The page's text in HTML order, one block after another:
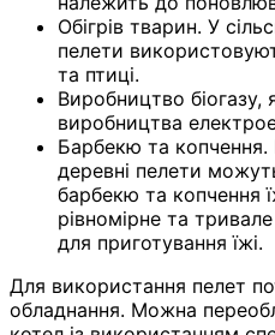
Обігрів тварин. У
пелети
та птиці.
Виробництво біогазу,
виробництва
Барбекю та
деревні пелети
барбекю та копчення
рівномірне та
для приготування їжі.
Для використання пелет
обладнання. Можна